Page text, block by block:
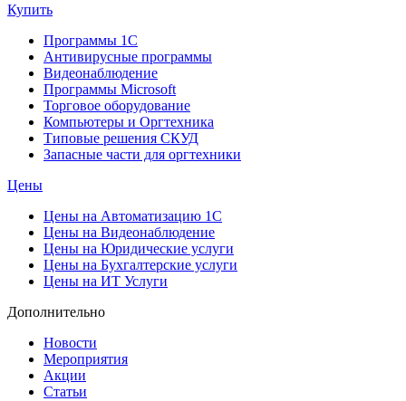
Купить
Программы 1С
Антивирусные программы
Видеонаблюдение
Программы Microsoft
Торговое оборудование
Компьютеры и Оргтехника
Типовые решения СКУД
Запасные части для оргтехники
Цены
Цены на Автоматизацию 1С
Цены на Видеонаблюдение
Цены на Юридические услуги
Цены на Бухгалтерские услуги
Цены на ИТ Услуги
Дополнительно
Новости
Мероприятия
Акции
Статьи